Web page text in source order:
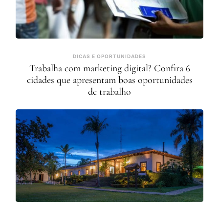
DICAS E OPORTUNIDADES
Trabalha com marketing digital? Confira 6
cidades que apresentam boas oportunidades
de trabalho